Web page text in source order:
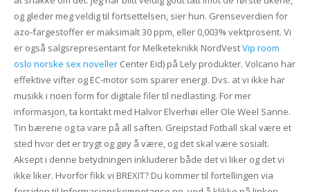
og gleder meg veldig til fortsettelsen, sier hun. Grenseverdien for
azo-fargestoffer er maksimalt 30 ppm, eller 0,003% vektprosent. Vi
er også salgsrepresentant for Melketeknikk NordVestVip room
oslo norske sex novellerCenter Eid) på Lely produkter. Volcano har
effektive vifter og EC-motor som sparer energi. Dvs. at vi ikke har
musikk i noen form for digitale filer til nedlasting. For mer
informasjon, ta kontakt med Halvor Elverhøi eller Ole Weel Sanne.
Tin bærene og ta vare på all saften. Greipstad Fotball skal være et
sted hvor det er trygt og gøy å være, og det skal være sosialt.
Aksept i denne betydningen inkluderer både det vi liker og det vi
ikke liker. Hvorfor fikk vi BREXIT? Du kommer til fortellingen via